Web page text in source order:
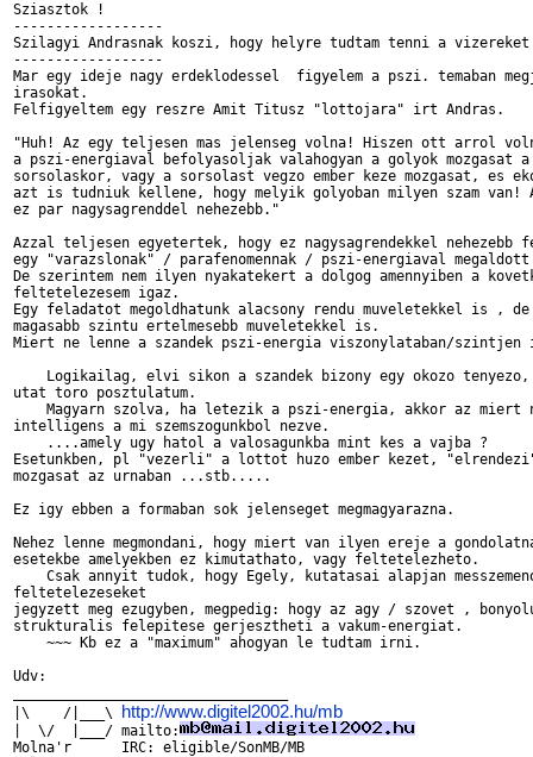
Sziasztok !
------------------
Szilagyi Andrasnak koszi, hogy helyre tudtam tenni a
------------------
Mar egy ideje nagy erdeklodessel  figyelem a pszi. temaban
irasokat.
Felfigyeltem egy reszre Amit Titusz "lottojara" irt Andras.
"Huh! Az egy teljesen mas jelenseg volna! Hiszen ott arrol
a pszi-energiaval befolyasoljak valahogyan a golyok mozgasat a
sorsolaskor, vagy a sorsolast vegzo ember keze mozgasat, es
azt is tudniuk kellene, hogy melyik golyoban milyen szam van!
ez par nagysagrenddel nehezebb."
Azzal teljesen egyetertek, hogy ez nagysagrendekkel nehezebb
egy "varazslonak" / parafenomennak / pszi-energiaval megaldott
De szerintem nem ilyen nyakatekert a dolgog amennyiben a
feltetelezesem igaz.
Egy feladatot megoldhatunk alacsony rendu muveletekkel is , de
magasabb szintu ertelmesebb muveletekkel is.
Miert ne lenne a szandek pszi-energia viszonylataban/
Logikailag, elvi sikon a szandek bizony egy okozo
utat toro posztulatum.
Magyarn szolva, ha letezik a pszi-energia, akkor az miert
intelligens a mi szemszogunkbol nezve.
    ....amely ugy hatol a valosagunkba mint kes a vajba ?
Esetunkben, pl "vezerli" a lottot huzo ember kezet,
mozgasat az urnaban ...stb.....
Ez igy ebben a formaban sok jelenseget megmagyarazna.
Nehez lenne megmondani, hogy miert van ilyen ereje a
esetekbe amelyekben ez kimutathato, vagy feltetelezheto.
Csak annyit tudok, hogy Egely, kutatasai alapjan
feltetelezeseket
jegyzett meg ezugyben, megpedig: hogy az agy / szovet ,
strukturalis felepitese gerjesztheti a vakum-energiat.
    ~~~ Kb ez a "maximum" ahogyan le tudtam irni.
Udv:
|\    /|___\ http://www.digitel2002.hu/mb
|  \/  |___/ mailto:
Molna'r      IRC: eligible/SonMB/MB